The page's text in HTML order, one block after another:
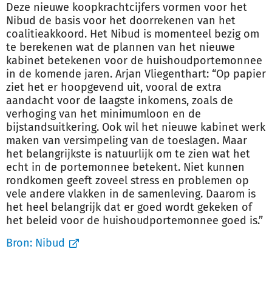
Deze nieuwe koopkrachtcijfers vormen voor het
Nibud de basis voor het doorrekenen van het
coalitieakkoord. Het Nibud is momenteel bezig om
te berekenen wat de plannen van het nieuwe
kabinet betekenen voor de huishoudportemonnee
in de komende jaren. Arjan Vliegenthart: “Op papier
ziet het er hoopgevend uit, vooral de extra
aandacht voor de laagste inkomens, zoals de
verhoging van het minimumloon en de
bijstandsuitkering. Ook wil het nieuwe kabinet werk
maken van versimpeling van de toeslagen. Maar
het belangrijkste is natuurlijk om te zien wat het
echt in de portemonnee betekent. Niet kunnen
rondkomen geeft zoveel stress en problemen op
vele andere vlakken in de samenleving. Daarom is
het heel belangrijk dat er goed wordt gekeken of
het beleid voor de huishoudportemonnee goed is.”
Bron: Nibud